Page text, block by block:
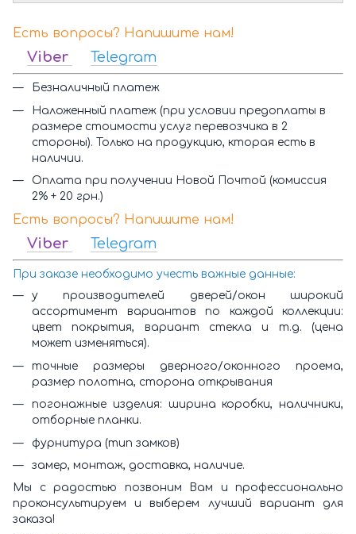
Есть вопросы? Напишите нам!
Viber Telegram
Безналичный платеж
Наложенный платеж (при условии предоплаты в
размере стоимости услуг перевозчика в 2
стороны). Только на продукцию, кторая есть в
наличии.
Оплата при получении Новой Почтой (комиссия
2% + 20 грн.)
Есть вопросы? Напишите нам!
Viber Telegram
При заказе необходимо учесть важные данные:
у производителей дверей/окон широкий
ассортимент вариантов по каждой коллекции:
цвет покрытия, вариант стекла и т.д. (цена
может изменяться).
точные размеры дверного/оконного проема,
размер полотна, сторона открывания
погонажные изделия: ширина коробки, наличники,
отборные планки.
фурнитура (тип замков)
замер, монтаж, доставка, наличие.
Мы с радостью позвоним Вам и профессионально
проконсультируем и выберем лучший вариант для
заказа!